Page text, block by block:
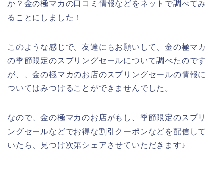
か？金の極マカの口コミ情報などをネットで調べてみ
ることにしました！
このような感じで、友達にもお願いして、金の極マカ
の季節限定のスプリングセールについて調べたのです
が、、金の極マカのお店のスプリングセールの情報に
ついてはみつけることができませんでした。
なので、金の極マカのお店がもし、季節限定のスプリ
ングセールなどでお得な割引クーポンなどを配信して
いたら、見つけ次第シェアさせていただきます♪